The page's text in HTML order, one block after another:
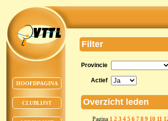
HOOFDPAGINA
CLUBLIJST
Filter
Provincie
Actief
Overzicht leden
Pagina 1 2 3 4 5 6 7 8 9 10 11